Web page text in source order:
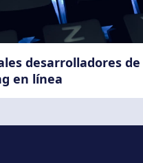
desarrolladores
en línea